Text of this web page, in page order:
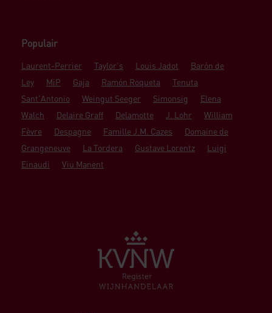
Populair
Laurent-Perrier Taylor's Louis Jadot
Barón de
Ley
MiP Gaja Ramón Roqueta
Tenuta
Sant'Antonio
Weingut Seeger Simonsig
Elena
Walch
Delaire Graff Delamotte J. Lohr
William
Fèvre
Despagne Famille J.M. Cazes
Domaine de
Grangeneuve
La Tordera Gustave Lorentz
Luigi
Einaudi
Viu Manent